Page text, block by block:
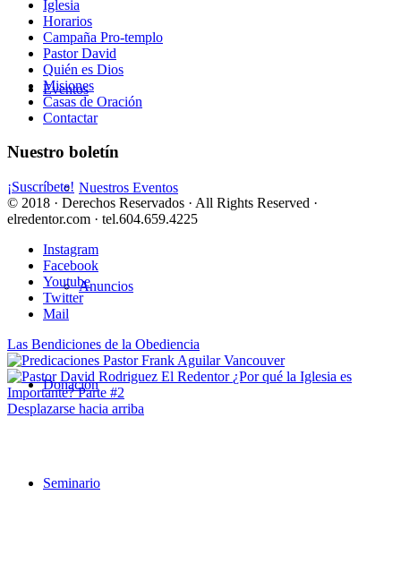
Eventos
Nuestros Eventos
Anuncios
Donación
Seminario
Iglesia
Horarios
Campaña Pro-templo
Pastor David
Quién es Dios
Misiones
Casas de Oración
Contactar
Nuestro boletín
¡Suscríbete!
© 2018 · Derechos Reservados · All Rights Reserved ·
elredentor.com · tel.604.659.4225
Instagram
Facebook
Youtube
Twitter
Mail
Las Bendiciones de la Obediencia
¿Por qué la Iglesia es
Importante? Parte #2
Desplazarse hacia arriba